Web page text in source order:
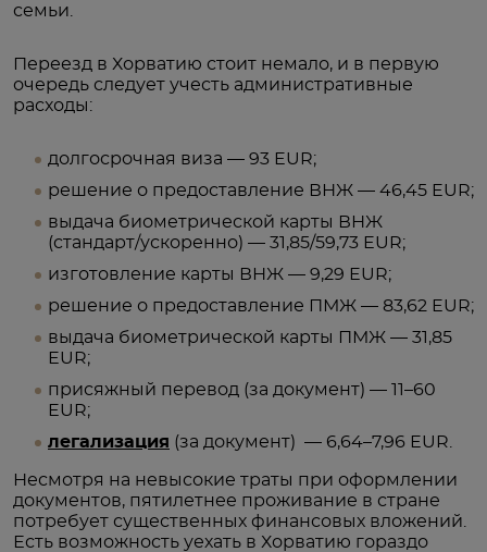
семьи.
Переезд в Хорватию стоит немало, и в первую
очередь следует учесть административные
расходы:
долгосрочная виза — 93 EUR;
решение о предоставление ВНЖ — 46,45 EUR;
выдача биометрической карты ВНЖ
(стандарт/ускоренно) — 31,85/59,73 EUR;
изготовление карты ВНЖ — 9,29 EUR;
решение о предоставление ПМЖ — 83,62 EUR;
выдача биометрической карты ПМЖ — 31,85
EUR;
присяжный перевод (за документ) — 11–60
EUR;
легализация (за документ) — 6,64–7,96 EUR.
Несмотря на невысокие траты при оформлении
документов, пятилетнее проживание в стране
потребует существенных финансовых вложений.
Есть возможность уехать в Хорватию гораздо